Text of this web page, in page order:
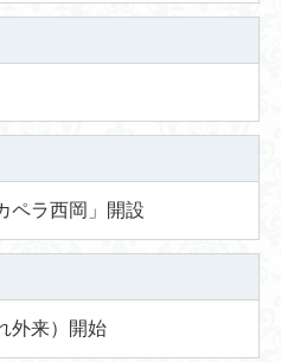
ペラ西岡」開設
外来）開始